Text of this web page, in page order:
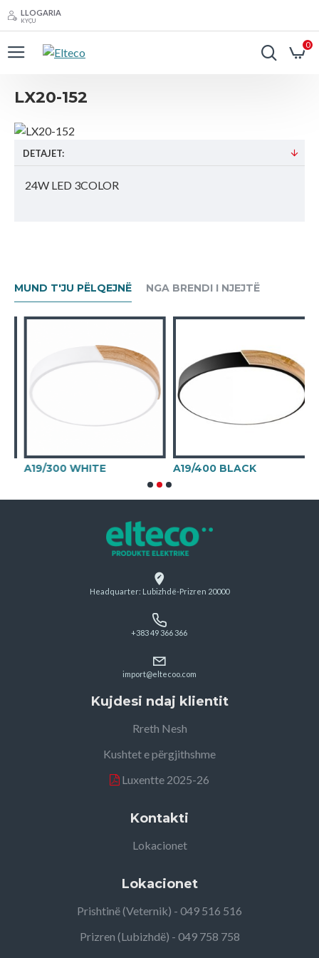
LLOGARIA
KYÇU
0
LX20-152
DETAJET:
24W LED 3COLOR
MUND T'JU PËLQEJNË NGA BRENDI I NJEJTË
A19/300 WHITE A19/400 BLACK
Headquarter: Lubizhdë-Prizren 20000
+383 49 366 366
import@eltecoo.com
Kujdesi ndaj klientit
Rreth Nesh
Kushtet e përgjithshme
Luxentte 2025-26
Kontakti
Lokacionet
Lokacionet
Prishtinë (Veternik) - 049 516 516
Prizren (Lubizhdë) - 049 758 758